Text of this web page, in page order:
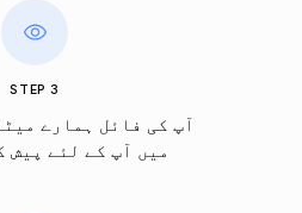
STEP 3
آپ کی فائل ہمارے
میں آپ کے لئے پیش